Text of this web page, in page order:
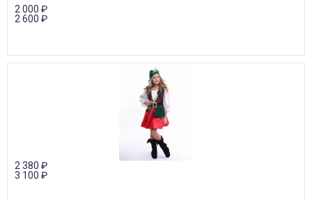
2 000 ₽
2 600 ₽
2 380 ₽
3 100 ₽